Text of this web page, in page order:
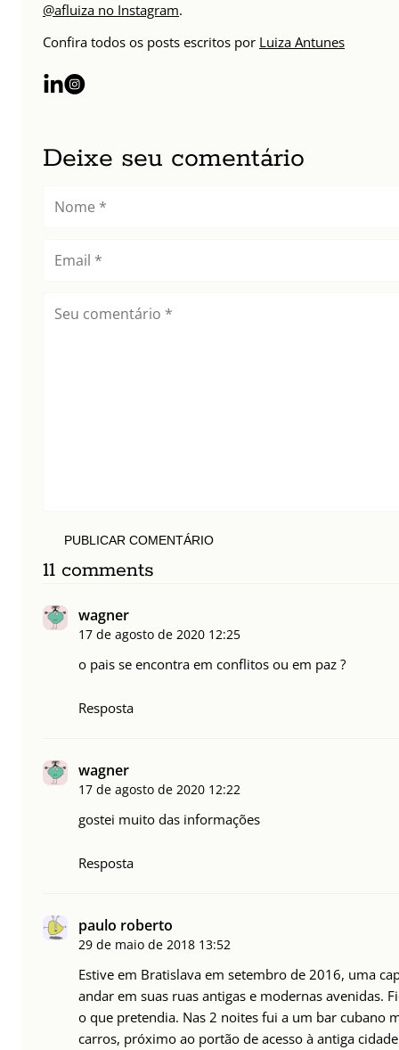
@afluiza no Instagram.
Confira todos os posts escritos por Luiza Antunes
Deixe seu comentário
PUBLICAR COMENTÁRIO
11 comments
wagner
17 de agosto de 2020 12:25
o pais se encontra em conflitos ou em paz ?
Resposta
wagner
17 de agosto de 2020 12:22
gostei muito das informações
Resposta
paulo roberto
29 de maio de 2018 13:52
Estive em Bratislava em setembro de 2016, uma
andar em suas ruas antigas e modernas avenidas.
o que pretendia. Nas 2 noites fui a um bar cubano
carros, próximo ao portão de acesso à antiga